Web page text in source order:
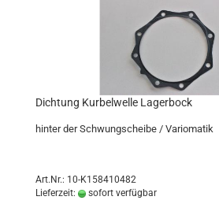
Dichtung Kurbelwelle Lagerbock
hinter der Schwungscheibe / Variomatik
Art.Nr.: 10-K158410482
Lieferzeit:
sofort verfügbar